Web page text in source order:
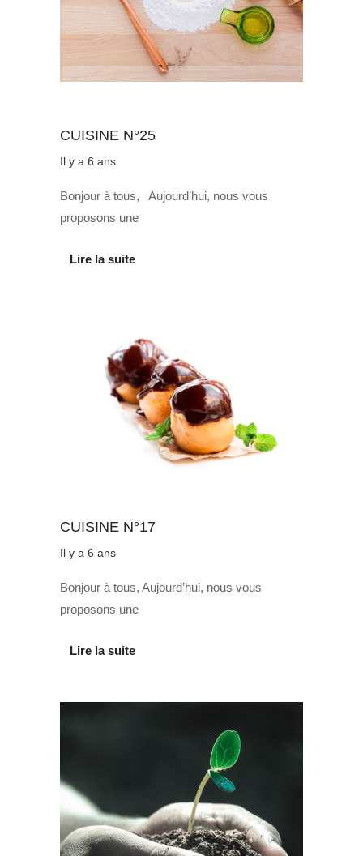
CUISINE N°25
Il y a 6 ans
Bonjour à tous, Aujourd’hui, nous vous
proposons une
Lire la suite
CUISINE N°17
Il y a 6 ans
Bonjour à tous, Aujourd’hui, nous vous
proposons une
Lire la suite